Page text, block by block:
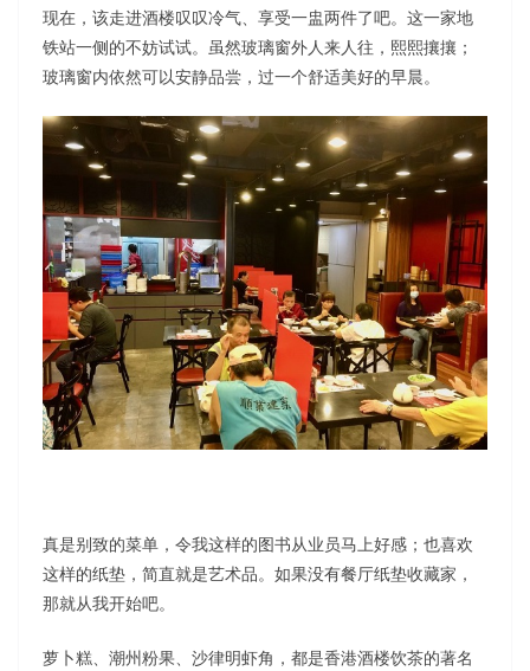
现在，该走进酒楼叹叹冷气、享受一盅两件了吧。这一家地
铁站一侧的不妨试试。虽然玻璃窗外人来人往，熙熙攘攘；
玻璃窗内依然可以安静品尝，过一个舒适美好的早晨。
真是别致的菜单，令我这样的图书从业员马上好感；也喜欢
这样的纸垫，简直就是艺术品。如果没有餐厅纸垫收藏家，
那就从我开始吧。
萝卜糕、潮州粉果、沙律明虾角，都是香港酒楼饮茶的著名